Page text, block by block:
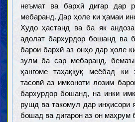
неъмат ва бархӣ дигар дар
мебаранд. Дар ҳоле ки ҳамаи
Худо ҳастанд ва ба як
адолат бархурдор бошанд ва
барои бархӣ аз онҳо дар ҳоле
зулм ба сар мебаранд,
ҳангоме таҳаққуқ меёбад
тасовӣ аз имконоти лозим
бархурдор бошанд, на инки
рушд ва такомул дар инҳисори
бошад ва дигарон аз он маҳрум